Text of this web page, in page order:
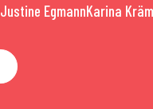
Justine EgmannKarina